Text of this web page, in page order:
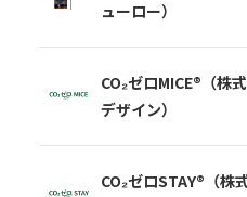
ューロー）
CO₂ゼロMICE®（株
デザイン）
CO₂ゼロSTAY®（株